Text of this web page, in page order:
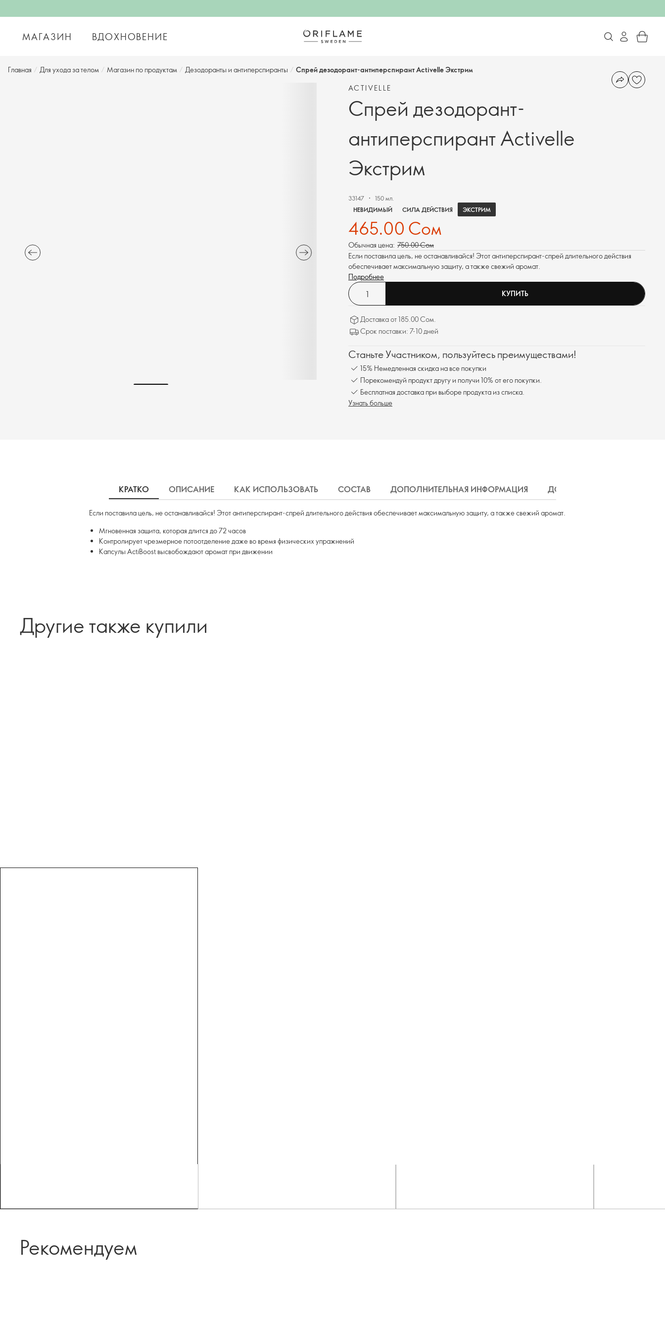
МАГАЗИН ВДОХНОВЕНИЕ
Главная / Для ухода за телом / Магазин по продуктам / Дезодоранты и антиперспиранты / Спрей дезодорант-антиперспирант Activelle Экстрим
ACTIVELLE
Спрей дезодорант-
антиперспирант Activelle
Экстрим
33147
150 мл.
НЕВИДИМЫЙ
СИЛА ДЕЙСТВИЯ ЭКСТРИМ
465.00 Сом
Обычная цена: 750.00 Сом
Если поставила цель, не останавливайся! Этот антиперспирант-спрей длительного действия
обеспечивает максимальную защиту, а также свежий аромат.
Подробнее
КУПИТЬ
Доставка от 185.00 Сом.
Срок поставки: 7-10 дней
Станьте Участником, пользуйтесь преимуществами!
15% Немедленная скидка на все покупки
Порекомендуй продукт другу и получи 10% от его покупки.
Бесплатная доставка при выборе продукта из списка.
Узнать больше
КРАТКО ОПИСАНИЕ КАК ИСПОЛЬЗОВАТЬ СОСТАВ ДОПОЛНИТЕЛЬНАЯ ИНФОРМАЦИЯ ДОСТАВКА
Если поставила цель, не останавливайся! Этот антиперспирант-спрей длительного действия обеспечивает максимальную защиту, а также свежий аромат.
Мгновенная защита, которая длится до 72 часов
Контролирует чрезмерное потоотделение даже во время физических упражнений
Капсулы ActiBoost высвобождают аромат при движении
Другие также купили
Рекомендуем